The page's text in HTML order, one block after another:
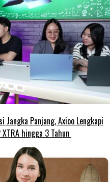
Jangka Panjang, Axioo Lengkapi
hingga 3 Tahun